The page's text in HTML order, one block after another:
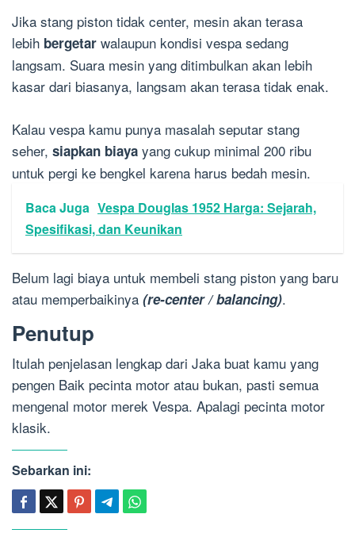
Jika stang piston tidak center, mesin akan terasa
lebih bergetar walaupun kondisi vespa sedang
langsam. Suara mesin yang ditimbulkan akan lebih
kasar dari biasanya, langsam akan terasa tidak enak.
Kalau vespa kamu punya masalah seputar stang
seher, siapkan biaya yang cukup minimal 200 ribu
untuk pergi ke bengkel karena harus bedah mesin.
Baca Juga Vespa Douglas 1952 Harga: Sejarah,
Spesifikasi, dan Keunikan
Belum lagi biaya untuk membeli stang piston yang baru
atau memperbaikinya (re-center / balancing).
Penutup
Itulah penjelasan lengkap dari Jaka buat kamu yang
pengen Baik pecinta motor atau bukan, pasti semua
mengenal motor merek Vespa. Apalagi pecinta motor
klasik.
Sebarkan ini: